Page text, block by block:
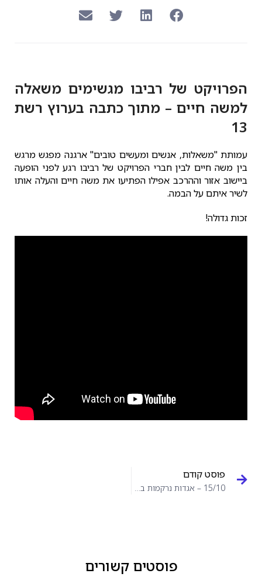
הפרויקט של רביבו מגשימים משאלה
למשה חיים – מתוך כתבה בערוץ רשת
13
עמותת "משאלות, אנשים ומעשים טובים" ארגנה מפגש מרגש
בין משה חיים לבין חברי הפרויקט של רביבו רגע לפני הופעה
ביישוב אזור וההרכב אפילו הפתיעו את משה חיים והעלה אותו
לשיר איתם על הבמה.
זכות גדולה!
פוסט קודם
פוסטים קשורים